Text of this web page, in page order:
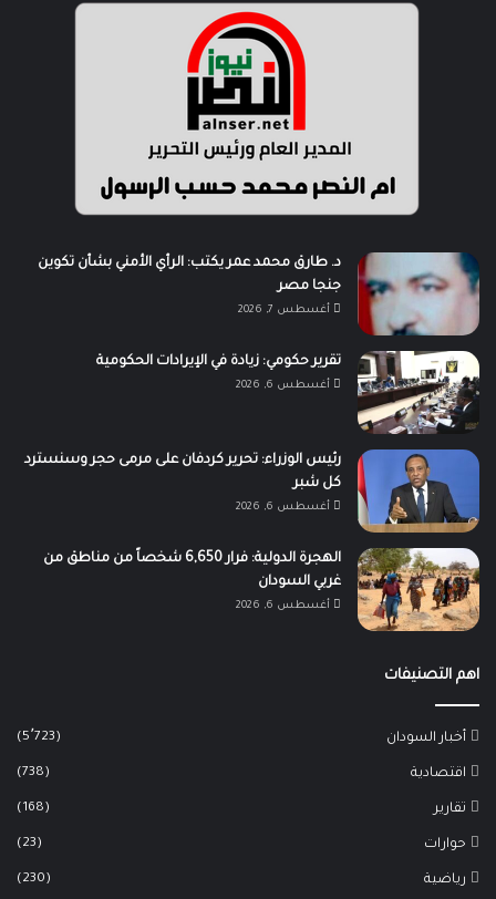
د. طارق محمد عمر يكتب: الرأي الأمني بشأن تكوين
جنجا مصر
أغسطس 7, 2026
تقرير حكومي: زيادة في الإيرادات الحكومية
أغسطس 6, 2026
رئيس الوزراء: تحرير كردفان على مرمى حجر وسنسترد
كل شبر
أغسطس 6, 2026
الهجرة الدولية: فرار 6,650 شخصاً من مناطق من
غربي السودان
أغسطس 6, 2026
اهم التصنيفات
أخبار السودان (5٬723)
اقتصادية (738)
تقارير (168)
حوارات (23)
رياضية (230)